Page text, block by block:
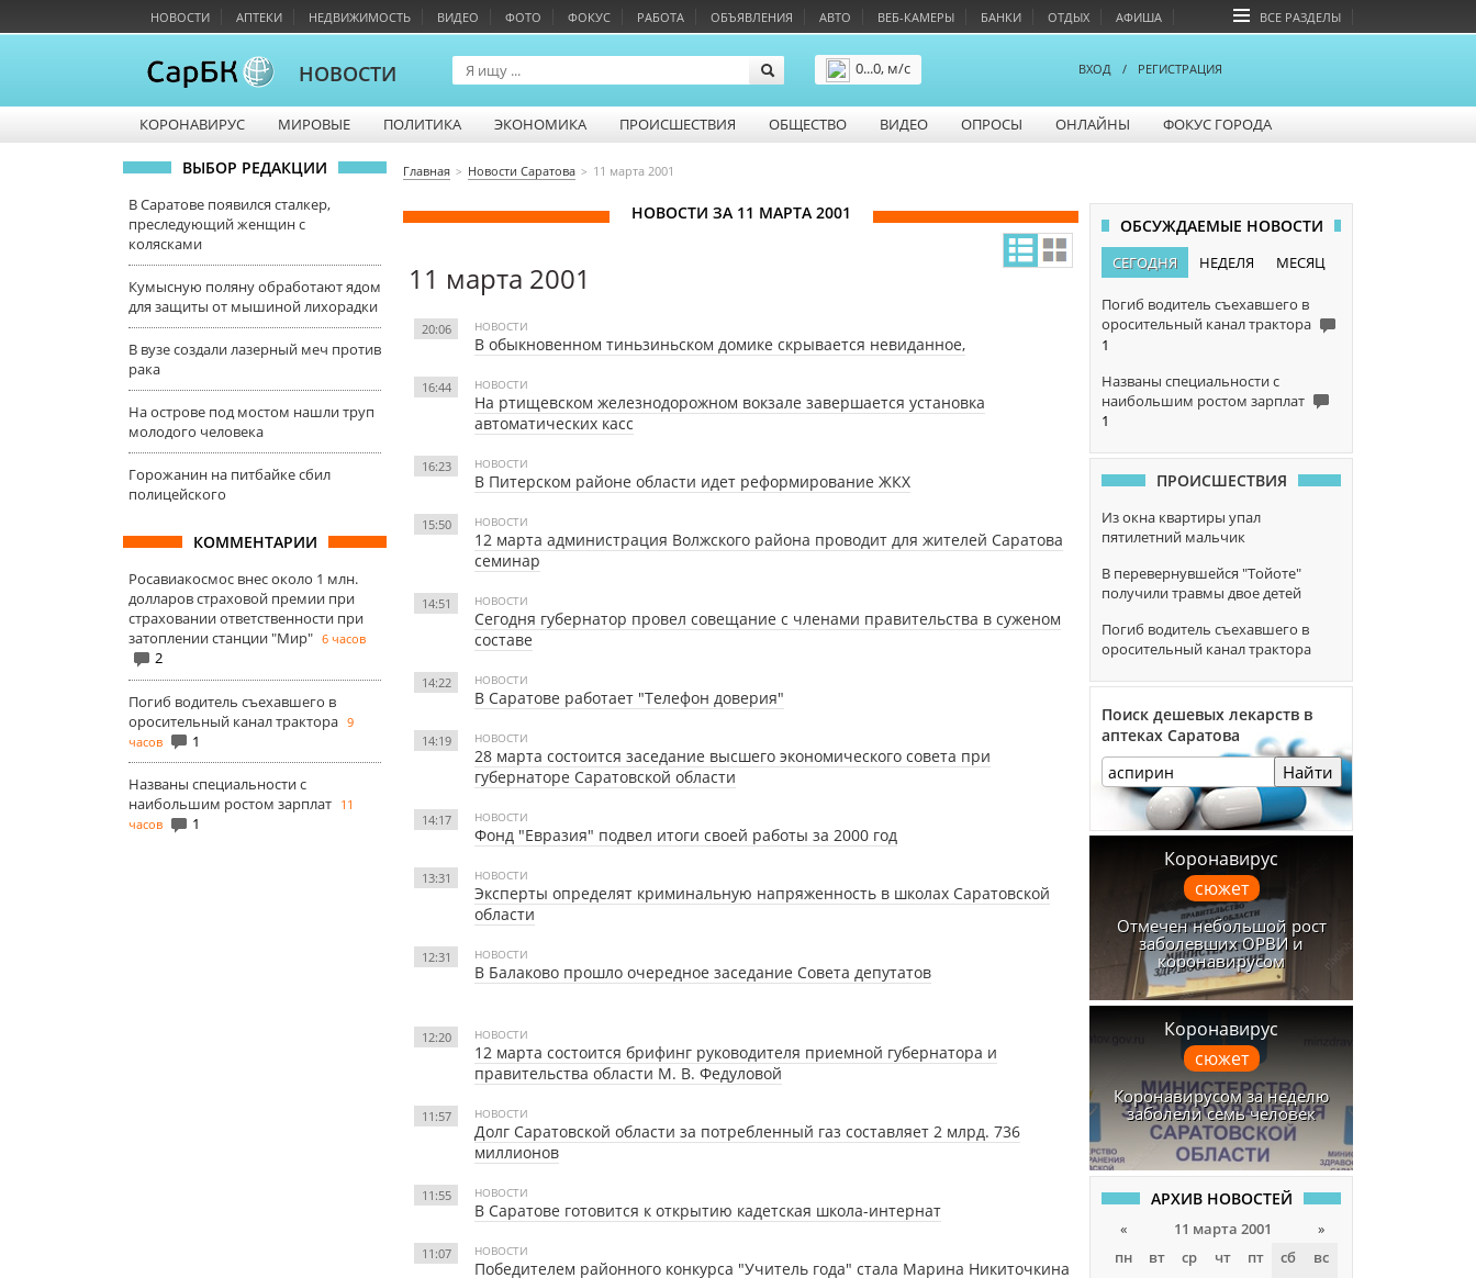
НОВОСТИ АПТЕКИ НЕДВИЖИМОСТЬ ВИДЕО ФОТО ФОКУС РАБОТА ОБЪЯВЛЕНИЯ АВТО ВЕБ-КАМЕРЫ БАНКИ ОТДЫХ АФИША ВСЕ РАЗДЕЛЫ
НОВОСТИ
0...0, м/с
ВХОД / РЕГИСТРАЦИЯ
КОРОНАВИРУС МИРОВЫЕ ПОЛИТИКА ЭКОНОМИКА ПРОИСШЕСТВИЯ ОБЩЕСТВО ВИДЕО ОПРОСЫ ОНЛАЙНЫ ФОКУС ГОРОДА
ВЫБОР РЕДАКЦИИ
В Саратове появился сталкер,
преследующий женщин с
колясками
Кумысную поляну обработают ядом
для защиты от мышиной лихорадки
В вузе создали лазерный меч против
рака
На острове под мостом нашли труп
молодого человека
Горожанин на питбайке сбил
полицейского
КОММЕНТАРИИ
Росавиакосмос внес около 1 млн.
долларов страховой премии при
страховании ответственности при
затоплении станции "Мир" 6 часов
2
Погиб водитель съехавшего в
оросительный канал трактора 9
часов
1
Названы специальности с
наибольшим ростом зарплат 11
часов
1
Главная Новости Саратова 11 марта 2001
НОВОСТИ ЗА 11 МАРТА 2001
11 марта 2001
20:06 НОВОСТИ
В обыкновенном тиньзиньском домике скрывается невиданное,
16:44 НОВОСТИ
На ртищевском железнодорожном вокзале завершается установка
автоматических касс
16:23 НОВОСТИ
В Питерском районе области идет реформирование ЖКХ
15:50 НОВОСТИ
12 марта администрация Волжского района проводит для жителей Саратова
семинар
14:51 НОВОСТИ
Сегодня губернатор провел совещание с членами правительства в суженом
составе
14:22 НОВОСТИ
В Саратове работает "Телефон доверия"
14:19 НОВОСТИ
28 марта состоится заседание высшего экономического совета при
губернаторе Саратовской области
14:17 НОВОСТИ
Фонд "Евразия" подвел итоги своей работы за 2000 год
13:31 НОВОСТИ
Эксперты определят криминальную напряженность в школах Саратовской
области
12:31 НОВОСТИ
В Балаково прошло очередное заседание Совета депутатов
12:20 НОВОСТИ
12 марта состоится брифинг руководителя приемной губернатора и
правительства области М. В. Федуловой
11:57 НОВОСТИ
Долг Саратовской области за потребленный газ составляет 2 млрд. 736
миллионов
11:55 НОВОСТИ
В Саратове готовится к открытию кадетская школа-интернат
11:07 НОВОСТИ
Победителем районного конкурса "Учитель года" стала Марина Никиточкина
ОБСУЖДАЕМЫЕ НОВОСТИ
СЕГОДНЯ НЕДЕЛЯ МЕСЯЦ
Погиб водитель съехавшего в
оросительный канал трактора
1
Названы специальности с
наибольшим ростом зарплат
1
ПРОИСШЕСТВИЯ
Из окна квартиры упал
пятилетний мальчик
В перевернувшейся "Тойоте"
получили травмы двое детей
Погиб водитель съехавшего в
оросительный канал трактора
Поиск дешевых лекарств в
аптеках Саратова
Найти
Коронавирус
сюжет
Отмечен небольшой рост
заболевших ОРВИ и
коронавирусом
Коронавирус
сюжет
Коронавирусом за неделю
заболели семь человек
АРХИВ НОВОСТЕЙ
« 11 марта 2001
»
пн
вт ср чт пт сб
вс